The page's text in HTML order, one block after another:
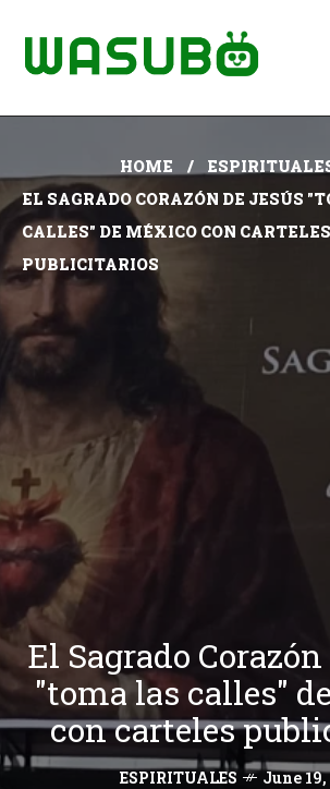
HOME
EL SAGRADO CORAZÓN DE JESÚS
CALLES" DE MÉXICO CON CARTELES
PUBLICITARIOS
El Sagrado
"toma las calles"
con carteles
ESPIRITUALES June